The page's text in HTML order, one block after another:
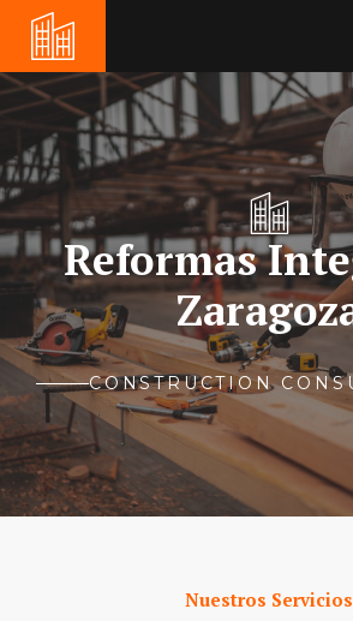
Saltar
contenido
Reformas
CONSTRUCTION
Nuestros Servicios